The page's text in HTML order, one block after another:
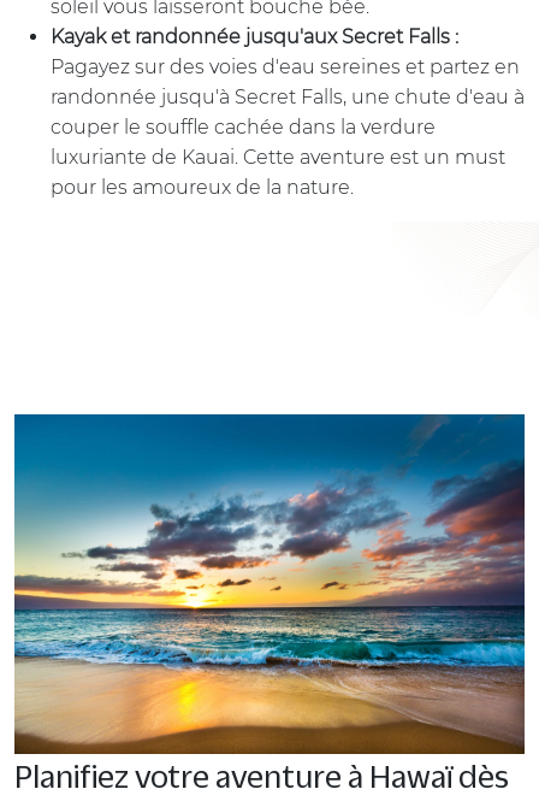
soleil vous laisseront bouche bée.
Kayak et randonnée jusqu'aux Secret Falls :
Pagayez sur des voies d'eau sereines et partez en
randonnée jusqu'à Secret Falls, une chute d'eau à
couper le souffle cachée dans la verdure
luxuriante de Kauai. Cette aventure est un must
pour les amoureux de la nature.
Planifiez votre aventure à Hawaï dès